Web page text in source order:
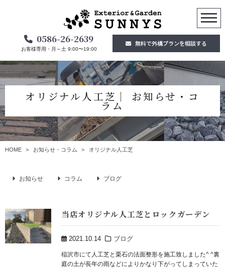
0586-26-2639
お客様専用・月～土 9:00〜19:00
無料で外構プランを相談する
オリジナル人工芝│ お知らせ・コ
ラム
HOME お知らせ・コラム オリジナル人工芝
お知らせ コラム ブログ
当店オリジナル人工芝とロックガーデン
2021.10.14 ブログ
稲沢市にて人工芝と栗石の法面整形を施工致しました^ ^裏
庭の土が長年の雨などによりかなり下がってしまっていた